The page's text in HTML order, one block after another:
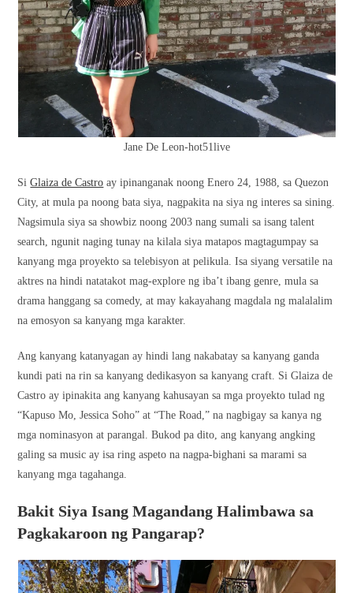
Jane De Leon-hot51live
SiGlaiza de Castro ay ipinanganak noong Enero 24, 1988, sa Quezon
City, at mula pa noong bata siya, nagpakita na siya ng interes sa sining.
Nagsimula siya sa showbiz noong 2003 nang sumali sa isang talent
search, ngunit naging tunay na kilala siya matapos magtagumpay sa
kanyang mga proyekto sa telebisyon at pelikula. Isa siyang versatile na
aktres na hindi natatakot mag-explore ng iba’t ibang genre, mula sa
drama hanggang sa comedy, at may kakayahang magdala ng malalalim
na emosyon sa kanyang mga karakter.
Ang kanyang katanyagan ay hindi lang nakabatay sa kanyang ganda
kundi pati na rin sa kanyang dedikasyon sa kanyang craft. Si Glaiza de
Castro ay ipinakita ang kanyang kahusayan sa mga proyekto tulad ng
“Kapuso Mo, Jessica Soho” at “The Road,” na nagbigay sa kanya ng
mga nominasyon at parangal. Bukod pa dito, ang kanyang angking
galing sa music ay isa ring aspeto na nagpa-bighani sa marami sa
kanyang mga tagahanga.
Bakit Siya Isang Magandang Halimbawa sa
Pagkakaroon ng Pangarap?